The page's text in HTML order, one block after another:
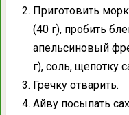
Приготовить
(40 г), пробить
апельсиновый
г), соль, щепотку
Гречку отварить.
Айву посыпать